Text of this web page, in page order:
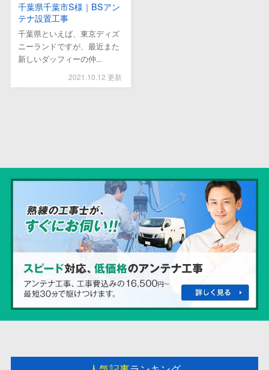
2021.10.12 更新
千葉県千葉市S様｜BSアン
テナ設置工事
千葉県といえば、東京ディズ
ニーランドですが、最近また
新しいダッフィーの仲...